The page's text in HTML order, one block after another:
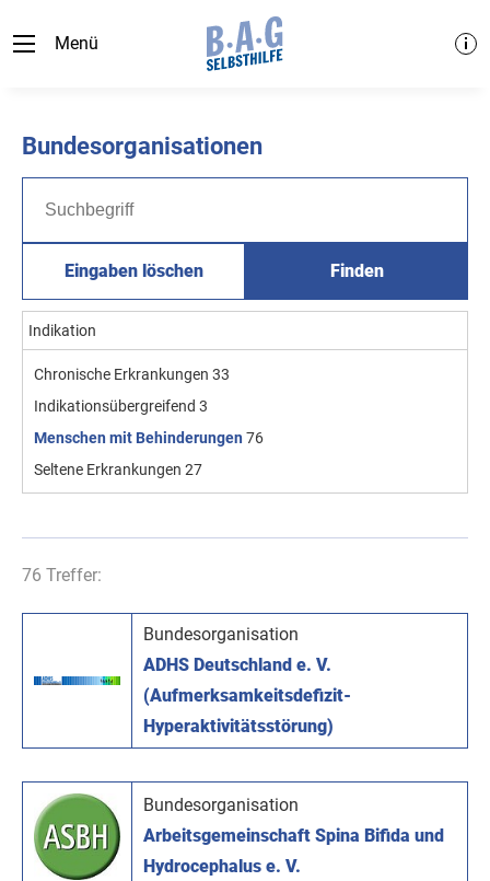
Menü
Bundesorganisationen
Eingaben löschen Finden
Indikation
Chronische Erkrankungen 33
Indikationsübergreifend 3
Menschen mit Behinderungen 76
Seltene Erkrankungen 27
76 Treffer:
Bundesorganisation
ADHS Deutschland e. V.
(Aufmerksamkeitsdefizit-
Hyperaktivitätsstörung)
Bundesorganisation
Arbeitsgemeinschaft Spina Bifida und
Hydrocephalus e. V.